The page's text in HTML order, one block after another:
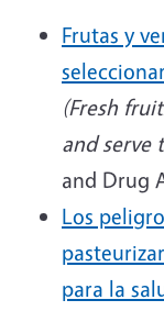
Frutas y
(Fresh
and serve
and Drug
Los
para la